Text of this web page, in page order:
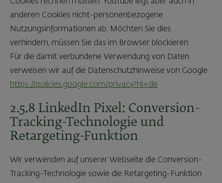
anderen Cookies nicht-personenbezogene
Nutzungsinformationen ab. Möchten Sie dies
verhindern, müssen Sie das im Browser blockieren.
Für die damit verbundene Verwendung von Daten
verweisen wir auf die Datenschutzhinweise von Google:
https://policies.google.com/privacy?hl=de
2.5.8 LinkedIn Pixel: Conversion-
Tracking-Technologie und
Retargeting-Funktion
Wir verwenden auf unserer Webseite die Conversion-
Tracking-Technologie sowie die Retargeting-Funktion